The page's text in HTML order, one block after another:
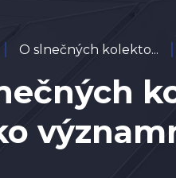
O slnečných kolekto...